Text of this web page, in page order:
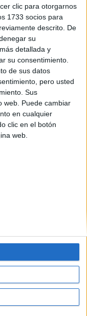
clic para otorgarnos
1733 socios para
descrito. De
su
detallada y
su consentimiento.
de sus datos
pero usted
Sus
web. Puede cambiar
en cualquier
clic en el botón
web.
generales|Política